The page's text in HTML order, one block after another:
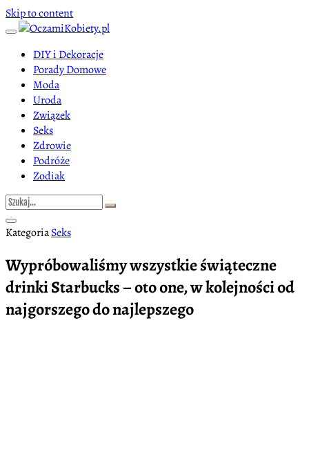
Skip to content
DIY i Dekoracje
Porady Domowe
Moda
Uroda
Związek
Seks
Zdrowie
Podróże
Zodiak
KategoriaSeks
Wypróbowaliśmy wszystkie świąteczne
drinki Starbucks – oto one, w kolejności od
najgorszego do najlepszego